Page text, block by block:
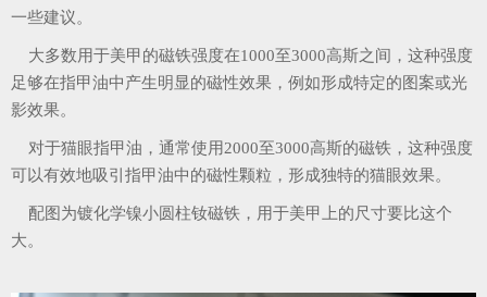
一些建议。
大多数用于美甲的磁铁强度在1000至3000高斯之间，这种强度
足够在指甲油中产生明显的磁性效果，例如形成特定的图案或光
影效果。
对于猫眼指甲油，通常使用2000至3000高斯的磁铁，这种强度
可以有效地吸引指甲油中的磁性颗粒，形成独特的猫眼效果。
配图为镀化学镍小圆柱钕磁铁，用于美甲上的尺寸要比这个
大。